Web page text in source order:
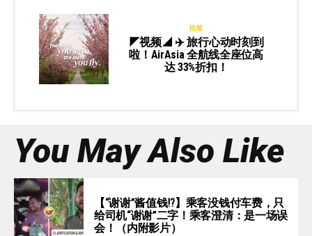
视频
◤视频◢ ✈️ 旅行心动时刻到
啦！AirAsia 全航线全座位高
达 33%折扣！
You May Also Like
【“谢谢”酱值钱⁉️】乘客没钱付车费，只
给司机“谢谢”二字！乘客澄清：是一场误
会！（内附影片）